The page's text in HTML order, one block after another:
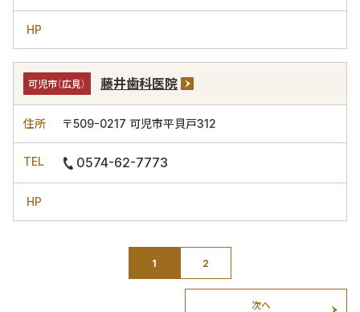
可児市（広見） 藤井歯科医院
〒509-0217 可児市平貝戸312
0574-62-7773
1 2
次へ